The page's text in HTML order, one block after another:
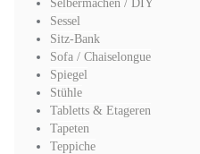
Selbermachen / DIY
Sessel
Sitz-Bank
Sofa / Chaiselongue
Spiegel
Stühle
Tabletts & Etageren
Tapeten
Teppiche